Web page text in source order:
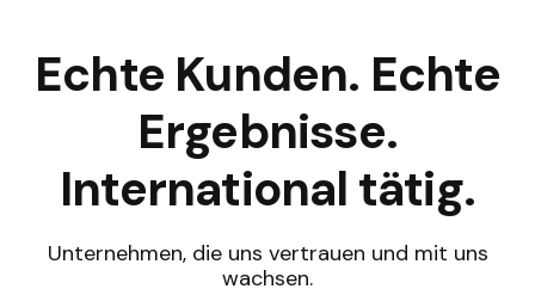
Echte Kunden. Echte
Ergebnisse.
International tätig.
Unternehmen, die uns vertrauen und mit uns
wachsen.